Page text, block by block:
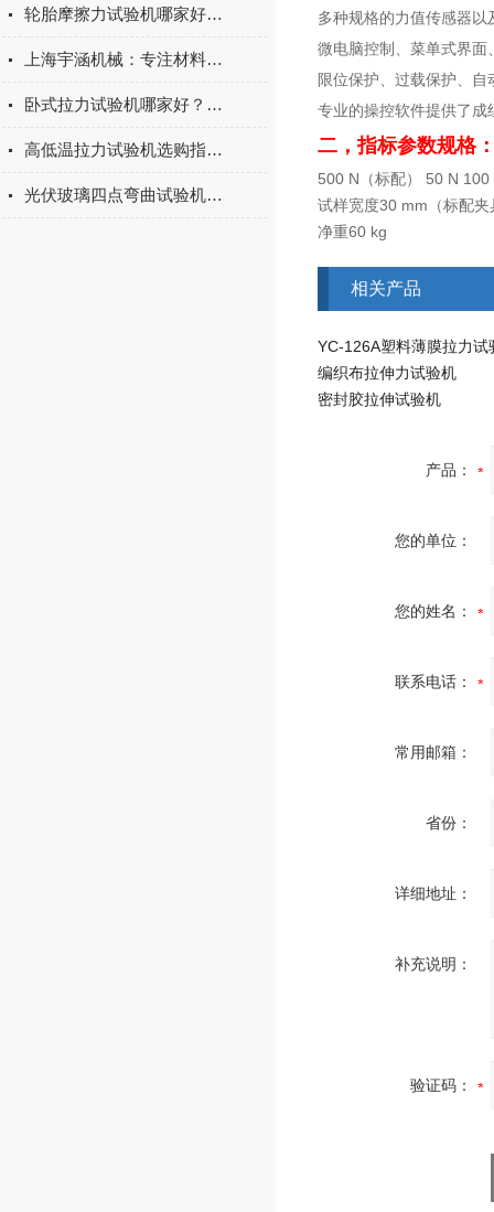
轮胎摩擦力试验机哪家好？上海宇涵试验机综合评测
上海宇涵机械：专注材料力学检测，电池片拉力试验机助力光伏品质管控
卧式拉力试验机哪家好？2026年国产实力厂家实测推荐
高低温拉力试验机选购指南：聚焦上海宇涵的技术实力与可靠方案
光伏玻璃四点弯曲试验机的重要性
多种规格的力值传感器
微电脑控制、菜单式界面
限位保护、过载保护、
专业的操控软件提供了
二，指标参数规格
净重60 kg
相关产品
YC-126A塑料薄膜拉力试
编织布拉伸力试验机
密封胶拉伸试验机
产品：
您的单位：
您的姓名：
联系电话：
常用邮箱：
省份：
详细地址：
补充说明：
验证码：